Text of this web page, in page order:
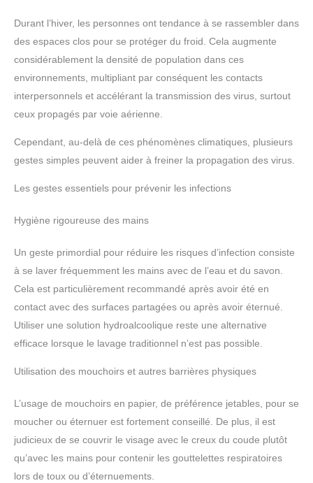
Durant l’hiver, les personnes ont tendance à se rassembler dans
des espaces clos pour se protéger du froid. Cela augmente
considérablement la densité de population dans ces
environnements, multipliant par conséquent les contacts
interpersonnels et accélérant la transmission des virus, surtout
ceux propagés par voie aérienne.
Cependant, au-delà de ces phénomènes climatiques, plusieurs
gestes simples peuvent aider à freiner la propagation des virus.
Les gestes essentiels pour prévenir les infections
Hygiène rigoureuse des mains
Un geste primordial pour réduire les risques d’infection consiste
à se laver fréquemment les mains avec de l’eau et du savon.
Cela est particulièrement recommandé après avoir été en
contact avec des surfaces partagées ou après avoir éternué.
Utiliser une solution hydroalcoolique reste une alternative
efficace lorsque le lavage traditionnel n’est pas possible.
Utilisation des mouchoirs et autres barrières physiques
L’usage de mouchoirs en papier, de préférence jetables, pour se
moucher ou éternuer est fortement conseillé. De plus, il est
judicieux de se couvrir le visage avec le creux du coude plutôt
qu’avec les mains pour contenir les gouttelettes respiratoires
lors de toux ou d’éternuements.